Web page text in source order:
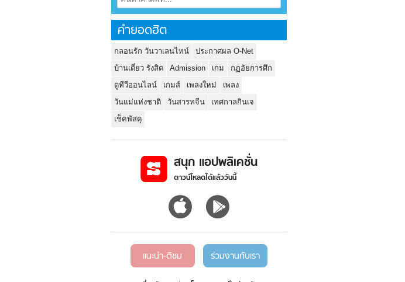
คำยอดฮิต
กลอนรัก วันวาเลนไทน์
ประกาศผล O-Net
บ้านเดี่ยว รังสิต
Admission เกม
กฏอัยการศึก
ดูทีวีออนไลน์
เกมส์ เพลงใหม่
เพลง
วันแม่แห่งชาติ
วันสารทจีน
เทศกาลกินเจ
เช็คพัสดุ
สนุก แอปพลิเคชั่น
ดาวน์โหลดได้แล้ววันนี้
แนะนำ-ติชม ร่วมงานกับเรา